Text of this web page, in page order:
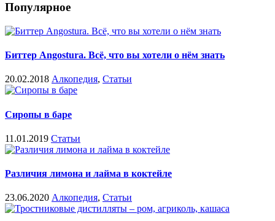
Популярное
Биттер Angostura. Всё, что вы хотели о нём знать
20.02.2018 Алкопедия, Статьи
Сиропы в баре
11.01.2019 Статьи
Различия лимона и лайма в коктейле
23.06.2020 Алкопедия, Статьи